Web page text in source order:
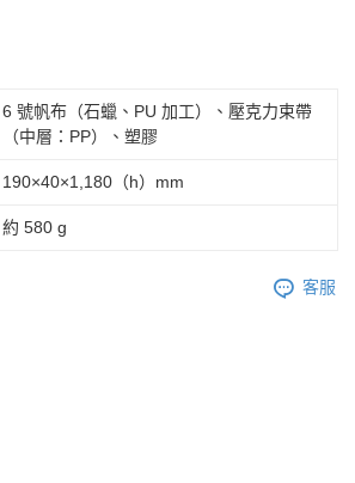
6 號帆布（石蠟、PU 加工）、壓克力束帶
（中層：PP）、塑膠
190×40×1,180（h）mm
約 580 g
客服